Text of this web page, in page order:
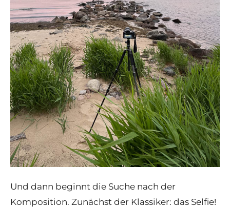
Und dann beginnt die Suche nach der
Komposition. Zunächst der Klassiker: das Selfie!